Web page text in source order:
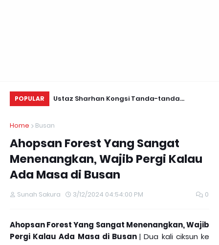
POPULAR
Retreats,
Ustaz Sharhan Kongsi Tanda-tanda
Home
Busan
Ahopsan Forest Yang Sangat
Menenangkan, Wajib Pergi Kalau
Ada Masa di Busan
Sunah Sakura 3/12/2024 04:54:00 PM 0
Ahopsan Forest Yang Sangat Menenangkan, Wajib
Pergi Kalau Ada Masa di Busan| Dua kali ciksun ke